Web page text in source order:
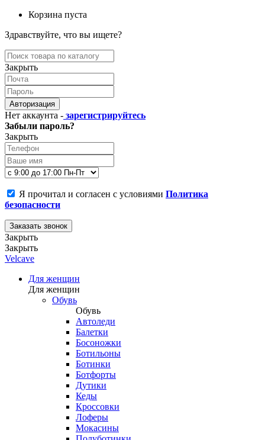
Корзина пуста
Здравствуйте, что вы ищете?
Закрыть
Авторизация
Нет аккаунта - зарегистрируйтесь
Забыли пароль?
Закрыть
Я прочитал и согласен с условиями Политика
безопасности
Заказать звонок
Закрыть
Закрыть
Velcave
Для женщин
Для женщин
Обувь
Обувь
Автоледи
Балетки
Босоножки
Ботильоны
Ботинки
Ботфорты
Дутики
Кеды
Кроссовки
Лоферы
Мокасины